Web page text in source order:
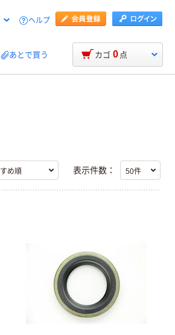
ヘルプ
あとで買う カゴ 0 点
表示件数：